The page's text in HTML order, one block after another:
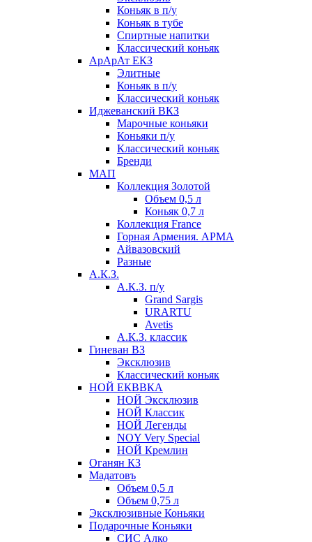
Коньяк в п/у
Коньяк в тубе
Спиртные напитки
Классический коньяк
АрАрАт ЕКЗ
Элитные
Коньяк в п/у
Классический коньяк
Иджеванский ВКЗ
Марочные коньяки
Коньяки п/у
Классический коньяк
Бренди
МАП
Коллекция Золотой
Объем 0,5 л
Коньяк 0,7 л
Коллекция France
Горная Армения. АРМА
Айвазовский
Разные
А.К.З.
А.К.З. п/у
Grand Sargis
URARTU
Avetis
А.К.З. классик
Гиневан ВЗ
Эксклюзив
Классический коньяк
НОЙ ЕКВВКА
НОЙ Эксклюзив
НОЙ Классик
НОЙ Легенды
NOY Very Speсial
НОЙ Кремлин
Оганян КЗ
Мадатовъ
Объем 0,5 л
Объем 0,75 л
Эксклюзивные Коньяки
Подарочные Коньяки
СИС Алко